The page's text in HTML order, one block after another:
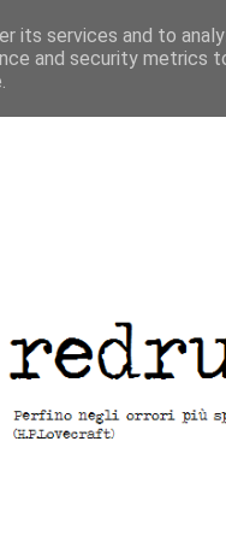
its services and to
and security metrics